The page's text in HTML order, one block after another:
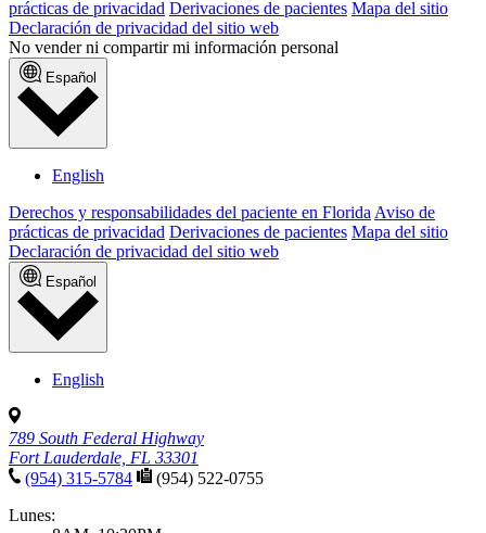
prácticas de privacidad Derivaciones de pacientes Mapa del sitio
Declaración de privacidad del sitio web
No vender ni compartir mi información personal
Español
English
Derechos y responsabilidades del paciente en Florida Aviso de
prácticas de privacidad Derivaciones de pacientes Mapa del sitio
Declaración de privacidad del sitio web
Español
English
789 South Federal Highway
Fort Lauderdale, FL 33301
(954) 315-5784
(954) 522-0755
Lunes: